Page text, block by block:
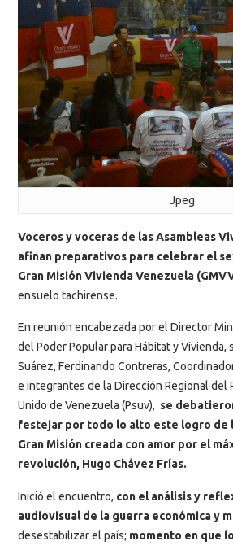
Jpeg
Voceros y voceras de las Asambleas
afinan preparativos para celebrar el
Gran Misión Vivienda Venezuela
ensuelo tachirense.
En reunión encabezada por el Director
del Poder Popular para Hábitat y Vivienda,
Suárez, Ferdinando Contreras,
e integrantes de la Dirección Regional del
Unido de Venezuela (Psuv), se
festejar por todo lo alto este logro de
Gran Misión creada con amor por el
revolución, Hugo Chávez Frías.
Inició el encuentro, con el análisis y
audiovisual de la guerra económica y
desestabilizar el país; momento en que